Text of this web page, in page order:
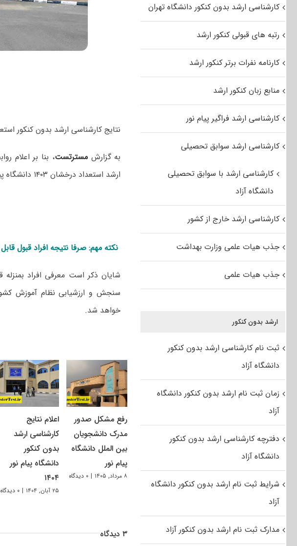
نتایج کارشناسی ارشد بدون کنکور استعداد درخشان ۱۴۰۳
به گزارشمسترتست، بنا بر اعلام
ارشد استعداد درخشان ۱۴۰۳ دانشگاه پیام نور اعلام شد.
نکته مهم: صرفا نتیجه افراد قبول
شایان ذکر است معرفی افراد بمنزله
سنجش و ارزشیابی نظام آموزش
خواهد شد.
رفع مشکل صدور
مدرک دانشجویان
بین الملل دانشگاه
پیام نور
۸ مرداد, ۱۴۰۵ | ۰ دیدگاه
اعلام نتایج
کارشناسی ارشد
بدون کنکور
دانشگاه پیام نور
۱۴۰۴
۲۵ آبان, ۱۴۰۴ | ۰ دیدگاه
۳ دیدگاه
کارشناسی ارشد بدون کنکور دانشگاه تهران
رتبه های قبولی کنکور ارشد
کارنامه نفرات برتر کنکور ارشد
منابع زبان کنکور ارشد
کارشناسی ارشد فراگیر پیام نور
کارشناسی ارشد سوابق تحصیلی
کارشناسی ارشد با سوابق تحصیلی
دانشگاه آزاد
کارشناسی ارشد خارج از کشور
جذب هیات علمی وزارت بهداشت
جذب هیات علمی
ارشد بدون کنکور
ثبت نام کارشناسی ارشد بدون کنکور
دانشگاه آزاد
زمان ثبت نام ارشد بدون کنکور دانشگاه
آزاد
دفترچه کارشناسی ارشد بدون کنکور
دانشگاه آزاد
شرایط ثبت نام ارشد بدون کنکور دانشگاه
آزاد
مدارک ثبت نام ارشد بدون کنکور آزاد